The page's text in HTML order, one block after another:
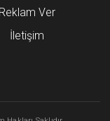
Reklam Ver
İletişim